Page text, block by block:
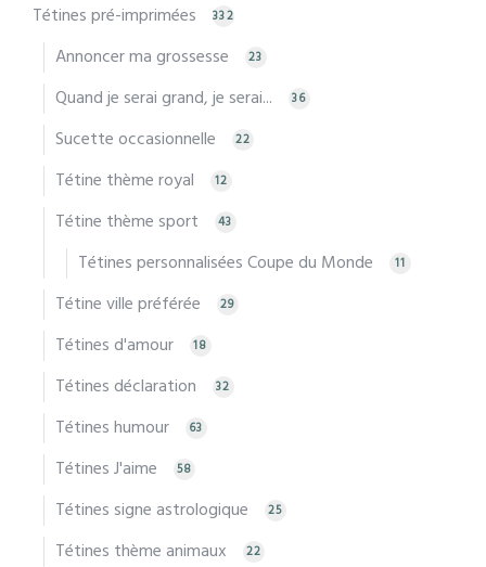
Tétines pré-imprimées 332
Annoncer ma grossesse 23
Quand je serai grand, je serai... 36
Sucette occasionnelle 22
Tétine thème royal 12
Tétine thème sport 43
Tétines personnalisées Coupe du Monde 11
Tétine ville préférée 29
Tétines d'amour 18
Tétines déclaration 32
Tétines humour 63
Tétines J'aime 58
Tétines signe astrologique 25
Tétines thème animaux 22